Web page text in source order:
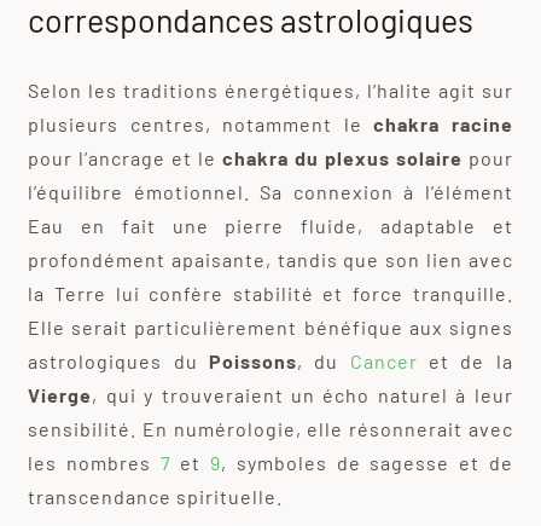
correspondances astrologiques
Selon les traditions énergétiques, l’halite agit sur
plusieurs centres, notamment lechakra racine
pour l’ancrage et le chakra du plexus solaire pour
l’équilibre émotionnel. Sa connexion à l’élément
Eau en fait une pierre fluide, adaptable et
profondément apaisante, tandis que son lien avec
la Terre lui confère stabilité et force tranquille.
Elle serait particulièrement bénéfique aux signes
astrologiques du Poissons, du Cancer et de la
Vierge, qui y trouveraient un écho naturel à leur
sensibilité. En numérologie, elle résonnerait avec
les nombres 7 et 9, symboles de sagesse et de
transcendance spirituelle.